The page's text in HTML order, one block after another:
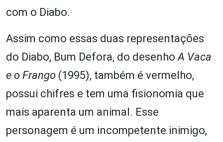
com o Diabo.
Assim como essas duas representações
do Diabo, Bum Defora, do desenhoA Vaca
e o Frango (1995), também é vermelho,
possui chifres e tem uma fisionomia que
mais aparenta um animal. Esse
personagem é um incompetente inimigo,